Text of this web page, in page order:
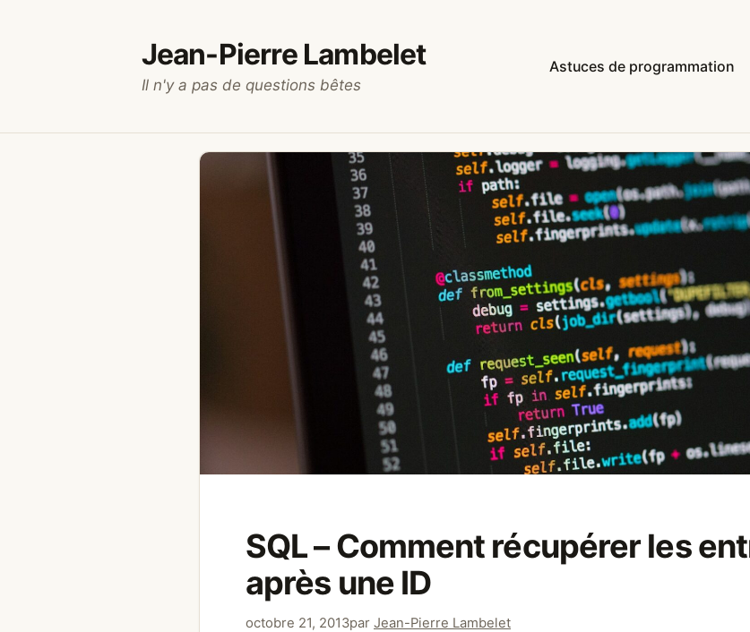
Jean-Pierre Lambelet
Il n'y a pas de questions bêtes
Astuces de programmation
SQL – Comment récupérer les
après une ID
octobre 21, 2013par Jean-Pierre Lambelet